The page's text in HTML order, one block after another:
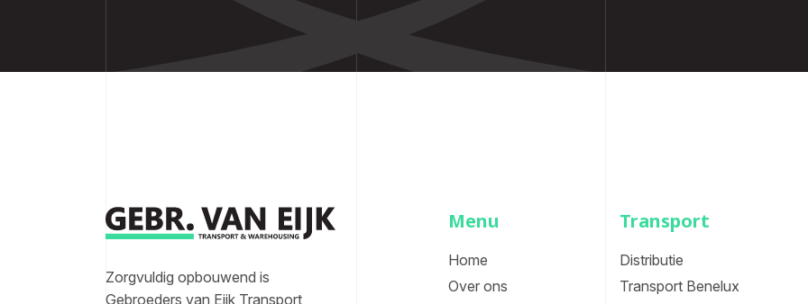
Zorgvuldig opbouwend is
Gebroeders van Eijk Transport
Menu
Home
Over ons
Transport
Distributie
Transport Benelux